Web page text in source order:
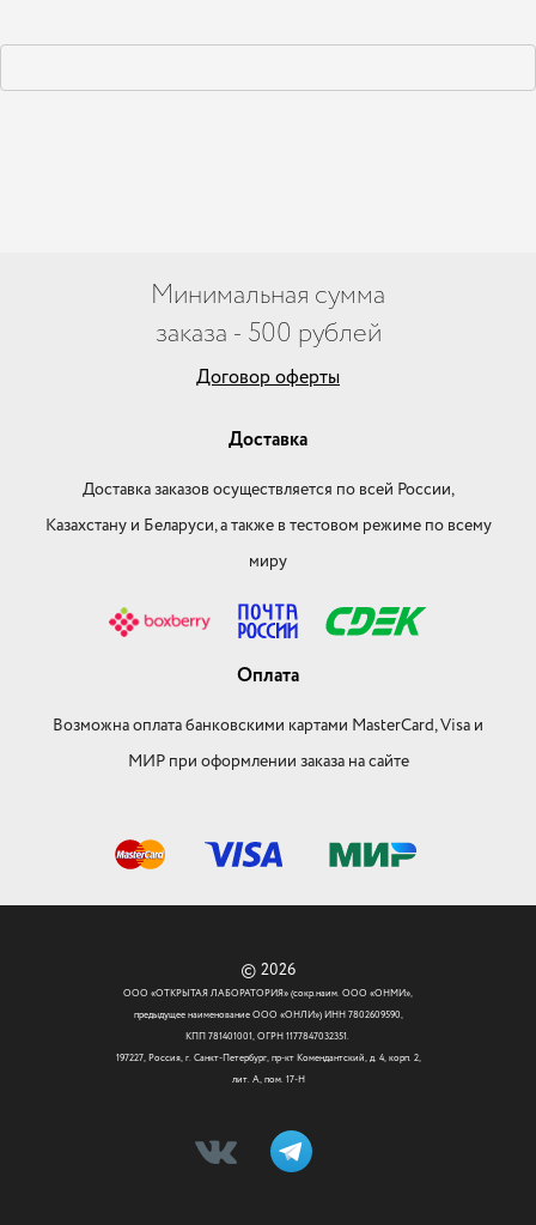
Минимальная сумма
заказа - 500 рублей
Договор оферты
Доставка
Доставка заказов осуществляется по всей России,
Казахстану и Беларуси, а также в тестовом режиме по всему
миру
Оплата
Возможна оплата банковскими картами MasterCard, Visa и
МИР при оформлении заказа на сайте
© 2026
ООО «ОТКРЫТАЯ ЛАБОРАТОРИЯ» (сокр.наим. ООО «ОНМИ»,
предыдущее наименование ООО «ОНЛИ») ИНН 7802609590,
КПП 781401001, ОГРН 1177847032351.
197227, Россия, г. Санкт-Петербург, пр-кт Комендантский, д. 4, корп. 2,
лит. А, пом. 17-Н